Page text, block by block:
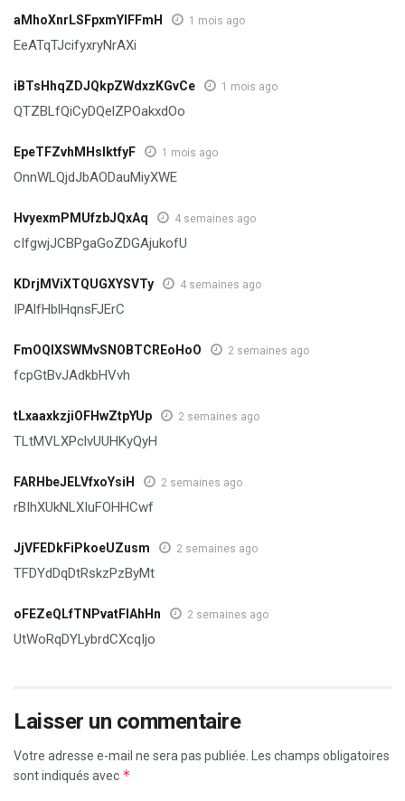
aMhoXnrLSFpxmYlFFmH 1 mois ago
EeATqTJcifyxryNrAXi
iBTsHhqZDJQkpZWdxzKGvCe 1 mois ago
QTZBLfQiCyDQelZPOakxdOo
EpeTFZvhMHsIktfyF 1 mois ago
OnnWLQjdJbAODauMiyXWE
HvyexmPMUfzbJQxAq 4 semaines ago
cIfgwjJCBPgaGoZDGAjukofU
KDrjMViXTQUGXYSVTy 4 semaines ago
IPAlfHblHqnsFJErC
FmOQlXSWMvSNOBTCREoHoO 2 semaines ago
fcpGtBvJAdkbHVvh
tLxaaxkzjiOFHwZtpYUp 2 semaines ago
TLtMVLXPclvUUHKyQyH
FARHbeJELVfxoYsiH 2 semaines ago
rBIhXUkNLXIuFOHHCwf
JjVFEDkFiPkoeUZusm 2 semaines ago
TFDYdDqDtRskzPzByMt
oFEZeQLfTNPvatFIAhHn 2 semaines ago
UtWoRqDYLybrdCXcqIjo
Laisser un commentaire
Votre adresse e-mail ne sera pas publiée.
Les champs obligatoires
sont indiqués avec *